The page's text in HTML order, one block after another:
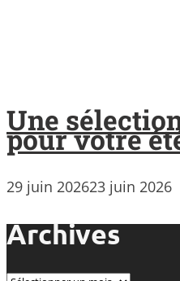
Une
pour votre
29 juin 202623 juin 2026
Archives